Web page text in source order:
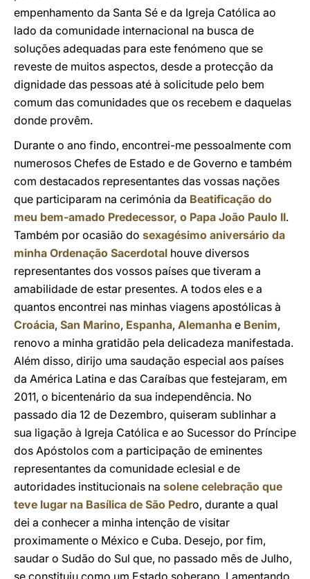
empenhamento da Santa Sé e da Igreja Católica ao
lado da comunidade internacional na busca de
soluções adequadas para este fenómeno que se
reveste de muitos aspectos, desde a protecção da
dignidade das pessoas até à solicitude pelo bem
comum das comunidades que os recebem e daquelas
donde provêm.
Durante o ano findo, encontrei-me pessoalmente com
numerosos Chefes de Estado e de Governo e também
com destacados representantes das vossas nações
que participaram na cerimónia da Beatificação do
meu bem-amado Predecessor, o Papa João Paulo II.
Também por ocasião do sexagésimo aniversário da
minha Ordenação Sacerdotal houve diversos
representantes dos vossos países que tiveram a
amabilidade de estar presentes. A todos eles e a
quantos encontrei nas minhas viagens apostólicas à
Croácia, San Marino, Espanha, Alemanha e Benim,
renovo a minha gratidão pela delicadeza manifestada.
Além disso, dirijo uma saudação especial aos países
da América Latina e das Caraíbas que festejaram, em
2011, o bicentenário da sua independência. No
passado dia 12 de Dezembro, quiseram sublinhar a
sua ligação à Igreja Católica e ao Sucessor do Príncipe
dos Apóstolos com a participação de eminentes
representantes da comunidade eclesial e de
autoridades institucionais na solene celebração que
teve lugar na Basílica de São Pedro, durante a qual
dei a conhecer a minha intenção de visitar
proximamente o México e Cuba. Desejo, por fim,
saudar o Sudão do Sul que, no passado mês de Julho,
se constituiu como um Estado soberano. Lamentando